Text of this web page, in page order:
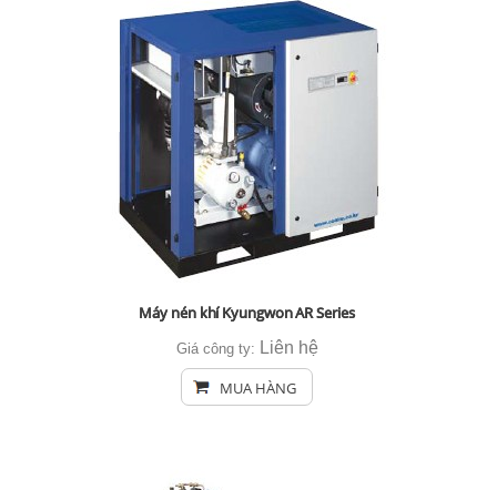
Máy nén khí Kyungwon AR Series
Giá công ty: Liên hệ
MUA HÀNG